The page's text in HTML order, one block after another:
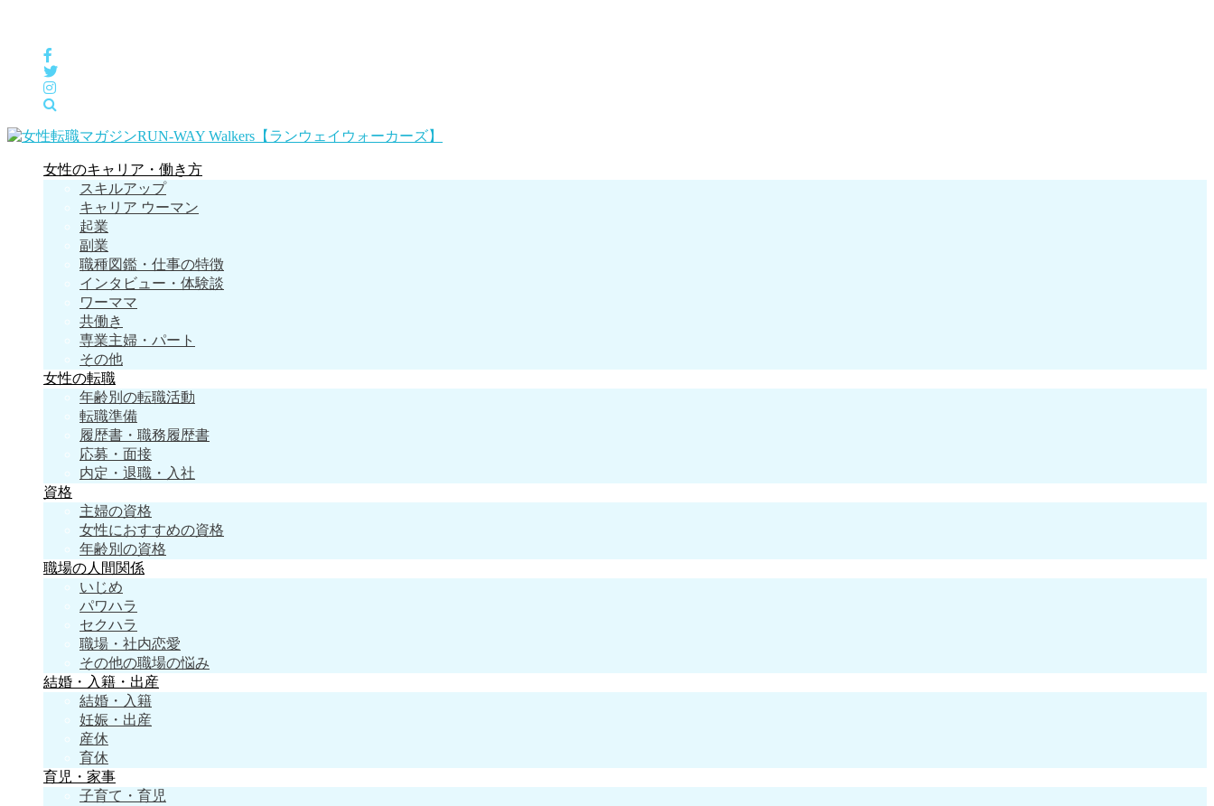
女性のキャリア・働き方
スキルアップ
キャリア ウーマン
起業
副業
職種図鑑・仕事の特徴
インタビュー・体験談
ワーママ
共働き
専業主婦・パート
その他
女性の転職
年齢別の転職活動
転職準備
履歴書・職務履歴書
応募・面接
内定・退職・入社
資格
主婦の資格
女性におすすめの資格
年齢別の資格
職場の人間関係
いじめ
パワハラ
セクハラ
職場・社内恋愛
その他の職場の悩み
結婚・入籍・出産
結婚・入籍
妊娠・出産
産休
育休
育児・家事
子育て・育児